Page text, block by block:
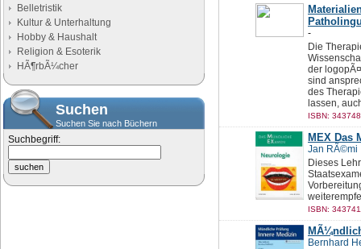
Belletristik
Kultur & Unterhaltung
Hobby & Haushalt
Religion & Esoterik
HÃ¶rbÃ¼cher
Suchen
Suchen Sie nach Büchern
Suchbegriff:
-
Die
der
sind
des
lassen,
ISBN:
MEX Das
Jan RÃ©mi
Dieses
ISBN:
Bernhard